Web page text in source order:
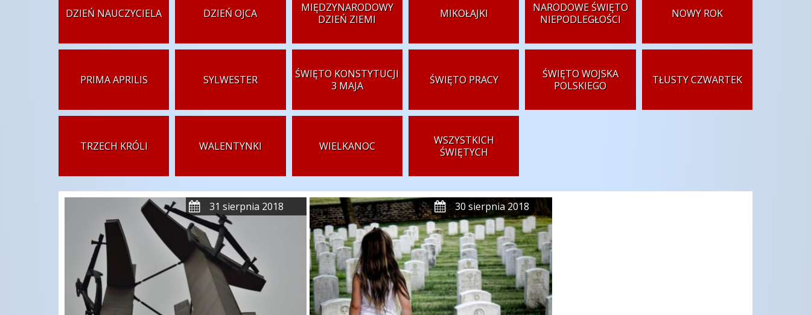
DZIEŃ NAUCZYCIELA DZIEŃ OJCA
MIĘDZYNARODOWY
DZIEŃ ZIEMI
MIKOŁAJKI
NARODOWE ŚWIĘTO
NIEPODLEGŁOŚCI
NOWY ROK
PRIMA APRILIS SYLWESTER
ŚWIĘTO KONSTYTUCJI
3 MAJA
ŚWIĘTO PRACY
ŚWIĘTO WOJSKA
POLSKIEGO
TŁUSTY CZWARTEK
TRZECH KRÓLI WALENTYNKI WIELKANOC
WSZYSTKICH
ŚWIĘTYCH
31 sierpnia 2018 30 sierpnia 2018